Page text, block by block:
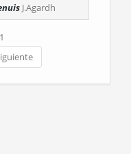
J.Agardh